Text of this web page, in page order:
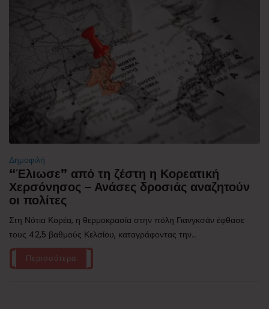
Δημοφιλή
“Έλιωσε” από τη ζέστη η Κορεατική
Χερσόνησος – Ανάσες δροσιάς αναζητούν
οι πολίτες
Στη Νότια Κορέα, η θερμοκρασία στην πόλη Γιανγκσάν έφθασε
τους 42,5 βαθμούς Κελσίου, καταγράφοντας την...
Περισσότερα